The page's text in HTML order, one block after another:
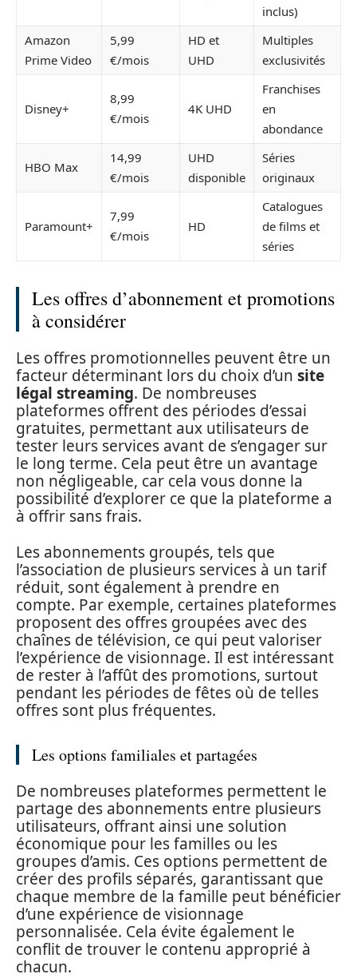
inclus)
Amazon
Prime Video
5,99
€/mois
HD et
UHD
Multiples
exclusivités
Disney+
8,99
€/mois
4K UHD
Franchises
en
abondance
HBO Max
14,99
€/mois
UHD
disponible
Séries
originaux
Paramount+
7,99
€/mois
HD
Catalogues
de films et
séries
Les offres d’abonnement et promotions
à considérer
Les offres promotionnelles peuvent être un
facteur déterminant lors du choix d’un site
légal streaming. De nombreuses
plateformes offrent des périodes d’essai
gratuites, permettant aux utilisateurs de
tester leurs services avant de s’engager sur
le long terme. Cela peut être un avantage
non négligeable, car cela vous donne la
possibilité d’explorer ce que la plateforme a
à offrir sans frais.
Les abonnements groupés, tels que
l’association de plusieurs services à un tarif
réduit, sont également à prendre en
compte. Par exemple, certaines plateformes
proposent des offres groupées avec des
chaînes de télévision, ce qui peut valoriser
l’expérience de visionnage. Il est intéressant
de rester à l’affût des promotions, surtout
pendant les périodes de fêtes où de telles
offres sont plus fréquentes.
Les options familiales et partagées
De nombreuses plateformes permettent le
partage des abonnements entre plusieurs
utilisateurs, offrant ainsi une solution
économique pour les familles ou les
groupes d’amis. Ces options permettent de
créer des profils séparés, garantissant que
chaque membre de la famille peut bénéficier
d’une expérience de visionnage
personnalisée. Cela évite également le
conflit de trouver le contenu approprié à
chacun.